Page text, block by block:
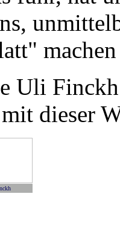
Uli
dieser